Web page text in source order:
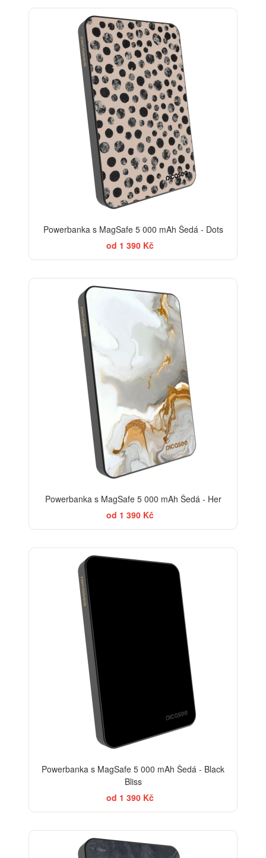
Powerbanka s MagSafe 5 000 mAh Šedá - Dots
od 1 390 Kč
Powerbanka s MagSafe 5 000 mAh Šedá - Her
od 1 390 Kč
Powerbanka s MagSafe 5 000 mAh Šedá - Black
Bliss
od 1 390 Kč